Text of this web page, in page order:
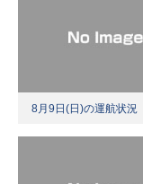
8月9日(日)の運航状況